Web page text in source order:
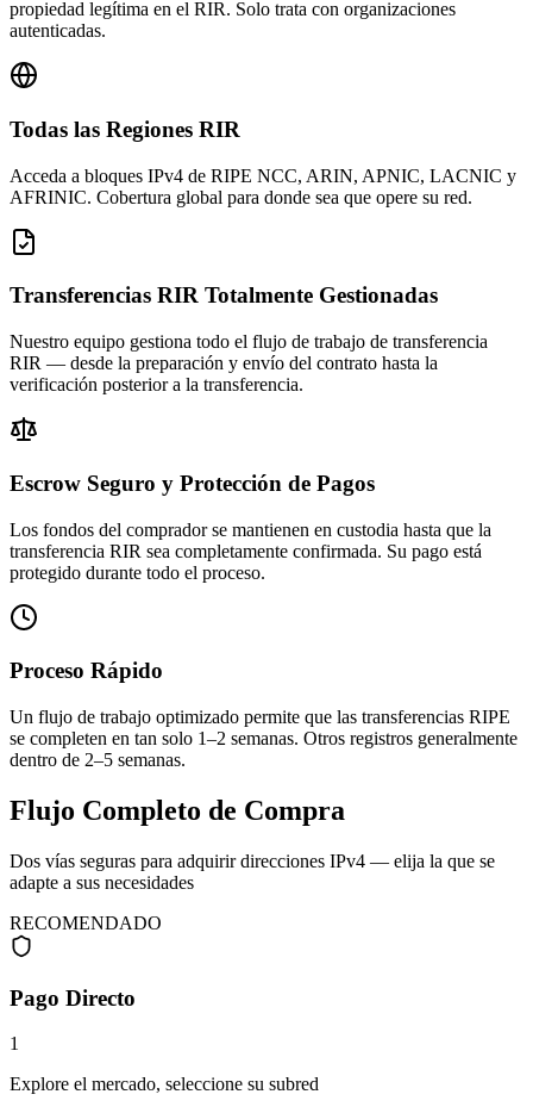
propiedad legítima en el RIR. Solo trata con organizaciones
autenticadas.
Todas las Regiones RIR
Acceda a bloques IPv4 de RIPE NCC, ARIN, APNIC, LACNIC y
AFRINIC. Cobertura global para donde sea que opere su red.
Transferencias RIR Totalmente Gestionadas
Nuestro equipo gestiona todo el flujo de trabajo de transferencia
RIR — desde la preparación y envío del contrato hasta la
verificación posterior a la transferencia.
Escrow Seguro y Protección de Pagos
Los fondos del comprador se mantienen en custodia hasta que la
transferencia RIR sea completamente confirmada. Su pago está
protegido durante todo el proceso.
Proceso Rápido
Un flujo de trabajo optimizado permite que las transferencias RIPE
se completen en tan solo 1–2 semanas. Otros registros generalmente
dentro de 2–5 semanas.
Flujo Completo de Compra
Dos vías seguras para adquirir direcciones IPv4 — elija la que se
adapte a sus necesidades
RECOMENDADO
Pago Directo
1
Explore el mercado, seleccione su subred